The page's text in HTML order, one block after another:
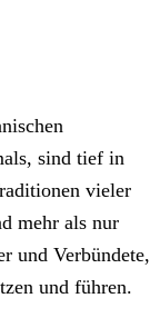
sind tief in
vieler
mehr als nur
und Verbündete,
und führen.